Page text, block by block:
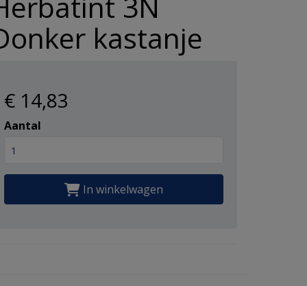
kastanje
€ 14,83
Aantal
In winkelwagen